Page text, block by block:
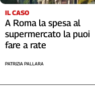
IL CASO
A Roma la spesa al
supermercato la puoi
fare a rate
PATRIZIA PALLARA